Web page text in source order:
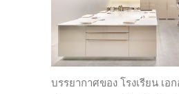
บรรยากาศของ โรงเรียน เอ